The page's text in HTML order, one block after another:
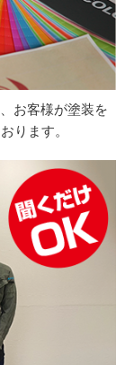
お客様が塗装を
ります。